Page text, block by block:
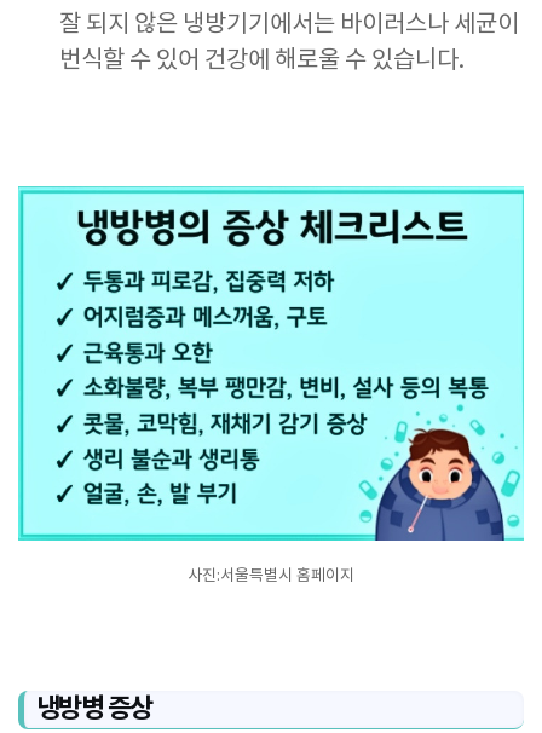
잘 되지 않은 냉방기기에서는 바이러스나 세균이
번식할 수 있어 건강에 해로울 수 있습니다.
사진:서울특별시 홈페이지
냉방병 증상